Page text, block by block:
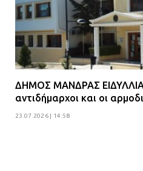
ΔΗΜΟΣ ΜΑΝΔΡΑΣ
αντιδήμαρχοι και οι
23.07.2026 | 14:58